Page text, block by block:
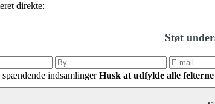
direkte:
Støt
indsamlinger Husk at udfylde alle felterne